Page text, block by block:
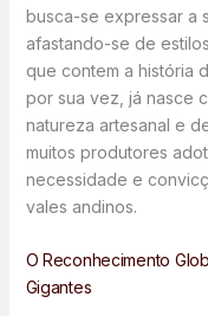
busca-se expressar a
afastando-se de
que contem a história
por sua vez, já nasce
natureza artesanal e
muitos produtores
necessidade e
vales andinos.
O Reconhecimento
Gigantes